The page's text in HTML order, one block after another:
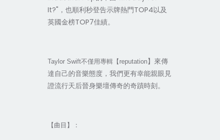
It?"，也順利秒登告示牌熱門TOP4以及
英國金榜TOP7佳績。
Taylor Swift不僅用專輯【reputation】來傳
達自己的音樂態度，我們更有幸能親眼見
證流行天后晉身樂壇傳奇的奇蹟時刻。
【曲目】：